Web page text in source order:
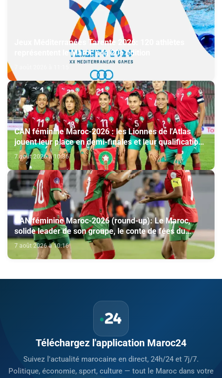
Jeux Méditerranées Tarente 2026: 120 athlètes
représentent le Maroc à la 20e édition
CAN féminine Maroc-2026 : les Lionnes de l'Atlas
jouent leur place en demi-finales et leur qualification
au Mondial-2027
7 août 2026 à 10:36
CAN féminine Maroc-2026 (round-up): Le Maroc,
solide leader de son groupe, le conte de fées du
Malawi se poursuit
7 août 2026 à 10:16
Téléchargez l'application Maroc24
Suivez l'actualité marocaine en direct, 24h/24 et 7j/7.
Politique, économie, sport, culture — tout le Maroc dans votre